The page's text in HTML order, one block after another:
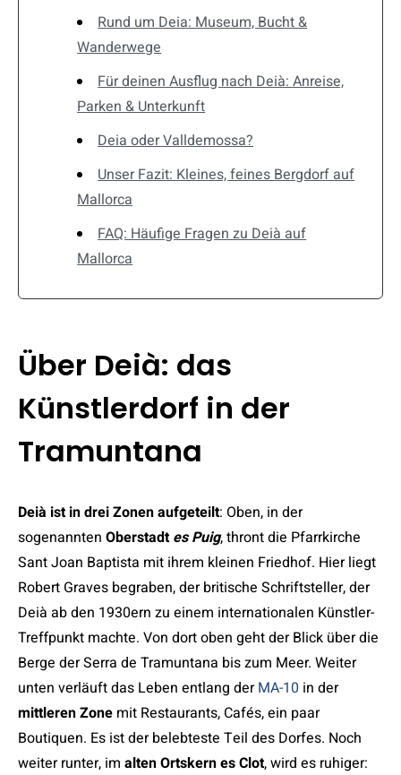
Rund um Deia: Museum, Bucht &
Wanderwege
Für deinen Ausflug nach Deià: Anreise,
Parken & Unterkunft
Deia oder Valldemossa?
Unser Fazit: Kleines, feines Bergdorf auf
Mallorca
FAQ: Häufige Fragen zu Deià auf
Mallorca
Über Deià: das
Künstlerdorf in der
Tramuntana
Deià ist in drei Zonen aufgeteilt: Oben, in der
sogenannten Oberstadtes Puig, thront die Pfarrkirche
Sant Joan Baptista mit ihrem kleinen Friedhof. Hier liegt
Robert Graves begraben, der britische Schriftsteller, der
Deià ab den 1930ern zu einem internationalen Künstler-
Treffpunkt machte. Von dort oben geht der Blick über die
Berge der Serra de Tramuntana bis zum Meer. Weiter
unten verläuft das Leben entlang derMA-10 in der
mittleren Zone mit Restaurants, Cafés, ein paar
Boutiquen. Es ist der belebteste Teil des Dorfes. Noch
weiter runter, im alten Ortskern es Clot, wird es ruhiger: